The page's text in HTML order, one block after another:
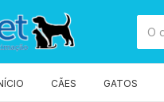
CÃES GATOS